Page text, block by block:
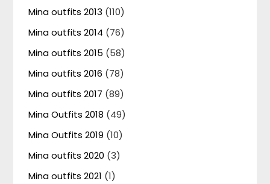
Mina outfits 2013 (110)
Mina outfits 2014 (76)
Mina outfits 2015 (58)
Mina outfits 2016 (78)
Mina outfits 2017 (89)
Mina Outfits 2018 (49)
Mina Outfits 2019 (10)
Mina outfits 2020 (3)
Mina outfits 2021 (1)